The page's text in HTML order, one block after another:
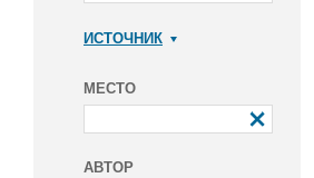
ИСТОЧНИК
МЕСТО
АВТОР